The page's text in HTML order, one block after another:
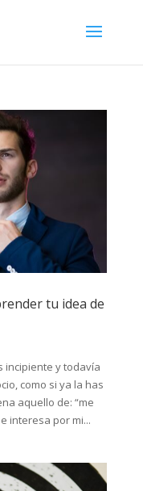
tu idea de
incipiente y todavía
como si ya la has
aquello de: “me
interesa por mi...